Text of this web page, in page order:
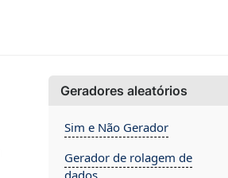
Geradores aleatórios
Sim e Não Gerador
Gerador de rolagem de
dados